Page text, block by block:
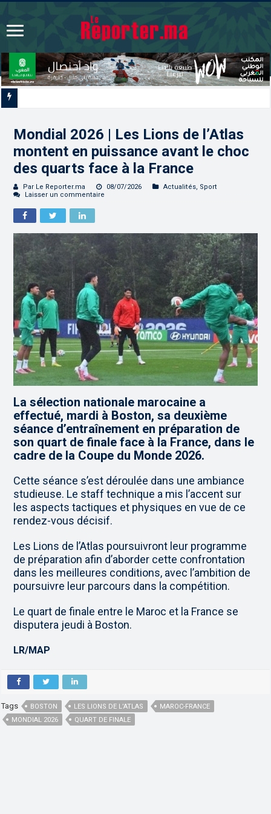
Mondial 2026 | Les Lions de l’Atlas
montent en puissance avant le choc
des quarts face à la France
Par Le Reporter.ma 08/07/2026 Actualités, Sport
Laisser un commentaire
La sélection nationale marocaine a
effectué, mardi à Boston, sa deuxième
séance d’entraînement en préparation de
son quart de finale face à la France, dans le
cadre de la Coupe du Monde 2026.
Cette séance s’est déroulée dans une ambiance
studieuse. Le staff technique a mis l’accent sur
les aspects tactiques et physiques en vue de ce
rendez-vous décisif.
Les Lions de l’Atlas poursuivront leur programme
de préparation afin d’aborder cette confrontation
dans les meilleures conditions, avec l’ambition de
poursuivre leur parcours dans la compétition.
Le quart de finale entre le Maroc et la France se
disputera jeudi à Boston.
LR/MAP
Tags BOSTON LES LIONS DE L’ATLAS
MAROC-FRANCE
MONDIAL 2026
QUART DE FINALE